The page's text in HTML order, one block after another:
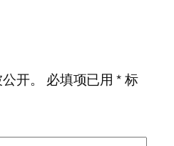
开。
必填项已用*标